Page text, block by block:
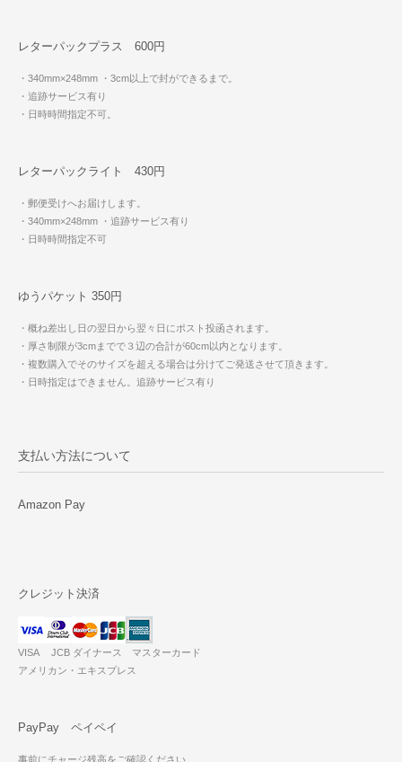
レターパックプラス 600円
・340mm×248mm ・3cm以上で封ができるまで。
・追跡サービス有り
・日時時間指定不可。
レターパックライト 430円
・郵便受けへお届けします。
・340mm×248mm ・追跡サービス有り
・日時時間指定不可
ゆうパケット 350円
・概ね差出し日の翌日から翌々日にポスト投函されます。
・厚さ制限が3cmまでで３辺の合計が60cm以内となります。
・複数購入でそのサイズを超える場合は分けてご発送させて頂きます。
・日時指定はできません。追跡サービス有り
支払い方法について
Amazon Pay
クレジット決済
VISA JCB ダイナース マスターカード
アメリカン・エキスプレス
PayPay ペイペイ
事前にチャージ残高をご確認ください。